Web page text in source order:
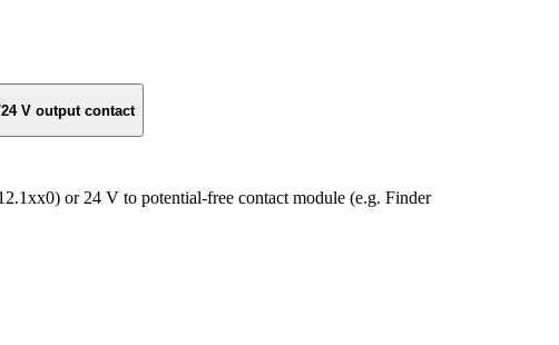
V output contact
or 24 V to potential-free contact module (e.g. Finder